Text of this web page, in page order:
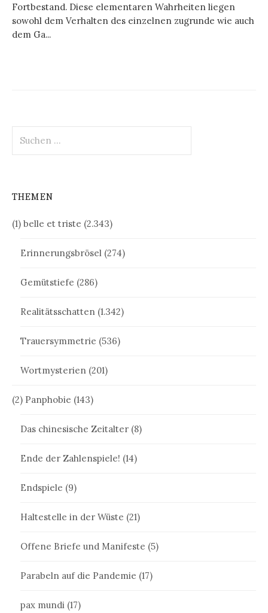
Fortbestand. Diese elementaren Wahrheiten liegen
sowohl dem Verhalten des einzelnen zugrunde wie auch
dem Ga...
nach:
THEMEN
(1) belle et triste (2.343)
Erinnerungsbrösel (274)
Gemütstiefe (286)
Realitätsschatten (1.342)
Trauersymmetrie (536)
Wortmysterien (201)
(2) Panphobie (143)
Das chinesische Zeitalter (8)
Ende der Zahlenspiele! (14)
Endspiele (9)
Haltestelle in der Wüste (21)
Offene Briefe und Manifeste (5)
Parabeln auf die Pandemie (17)
pax mundi (17)